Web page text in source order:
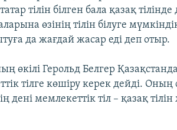
тілін білген бала қазақ тілінде
өзінің тілін білуге
да жағдай жасар еді деп отыр.
өкілі Герольд Белгер
тілге көшіру керек дейді. Оның
дені мемлекеттік тіл – қазақ